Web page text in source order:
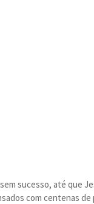
sucesso, até que
com centenas